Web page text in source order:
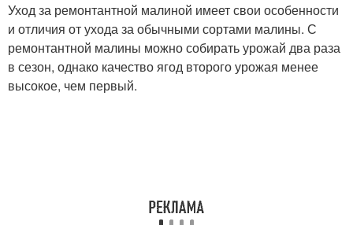
Уход за ремонтантной малиной имеет свои особенности
и отличия от ухода за обычными сортами малины. С
ремонтантной малины можно собирать урожай два раза
в сезон, однако качество ягод второго урожая менее
высокое, чем первый.